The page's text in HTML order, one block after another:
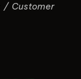
/ Customer